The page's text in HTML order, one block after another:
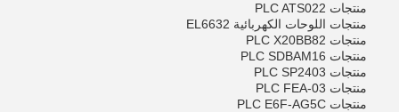
منتجات PLC ATS022
منتجات اللوحات الكهربائية EL6632
منتجات PLC X20BB82
منتجات PLC SDBAM16
منتجات PLC SP2403
منتجات PLC FEA-03
منتجات PLC E6F-AG5C